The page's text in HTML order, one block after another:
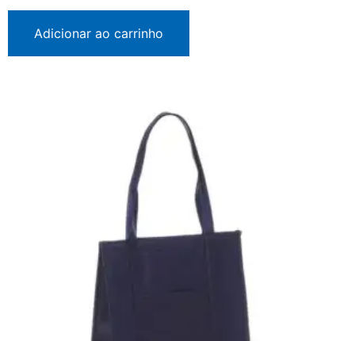
Adicionar ao carrinho